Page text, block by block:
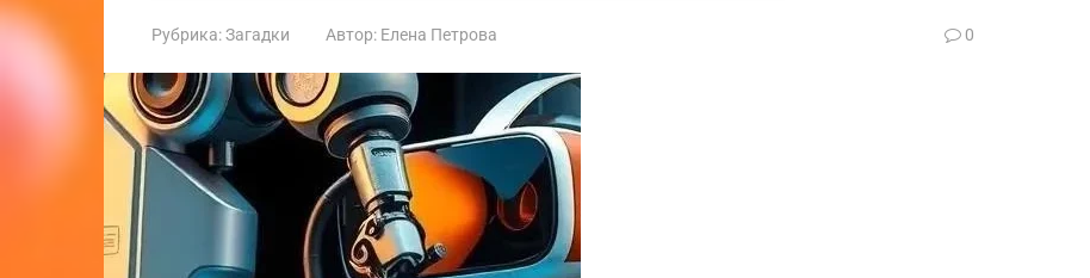
Рубрика:Загадки Автор: Елена Петрова 0